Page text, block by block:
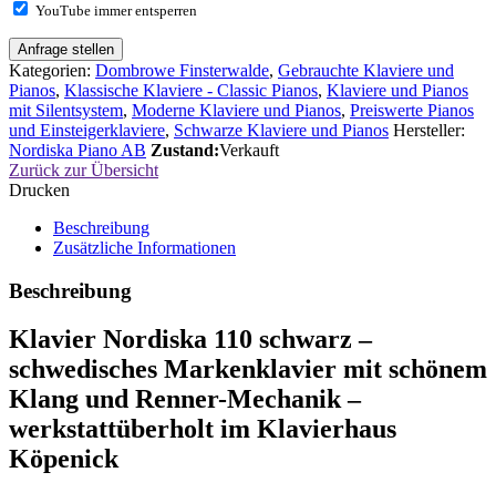
YouTube immer entsperren
Anfrage stellen
Kategorien: Dombrowe Finsterwalde, Gebrauchte Klaviere und
Pianos, Klassische Klaviere - Classic Pianos, Klaviere und Pianos
mit Silentsystem, Moderne Klaviere und Pianos, Preiswerte Pianos
und Einsteigerklaviere, Schwarze Klaviere und Pianos Hersteller:
Nordiska Piano AB Zustand:Verkauft
Zurück zur Übersicht
Drucken
Beschreibung
Zusätzliche Informationen
Beschreibung
Klavier Nordiska 110 schwarz –
schwedisches Markenklavier mit schönem
Klang und Renner-Mechanik –
werkstattüberholt im Klavierhaus
Köpenick